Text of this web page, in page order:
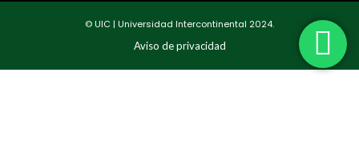
© UIC | Universidad Intercontinental 2024.
Aviso de privacidad